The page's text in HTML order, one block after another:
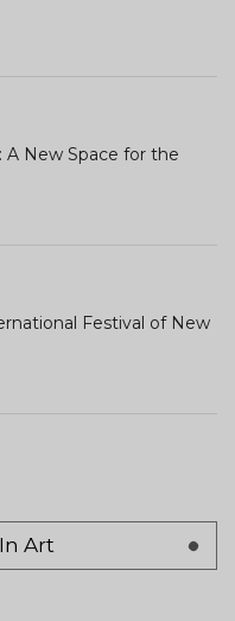
A New Space for the
Festival of New
Art